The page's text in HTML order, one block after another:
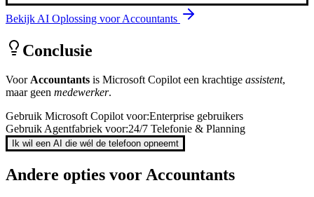
Bekijk AI Oplossing voorAccountants
Conclusie
VoorAccountants is Microsoft Copiloteen krachtige assistent,
maar geen medewerker.
Gebruik Microsoft Copilotvoor:Enterprise gebruikers
Gebruik Agentfabriek voor:24/7 Telefonie & Planning
Ik wil een AI die wél de telefoon opneemt
Andere opties voorAccountants